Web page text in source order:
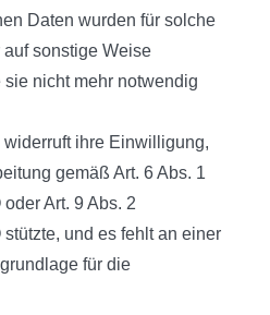
Daten wurden für solche
sonstige Weise
nicht mehr notwendig
ihre Einwilligung,
gemäß Art. 6 Abs. 1
Art. 9 Abs. 2
und es fehlt an einer
für die